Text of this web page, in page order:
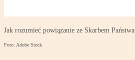
Jak rozumieć powiązanie ze Skarbem Państwa
Foto: Adobe Stock